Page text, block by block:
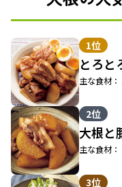
1位
とろと
主な食材
2位
大根と
主な食材
3位